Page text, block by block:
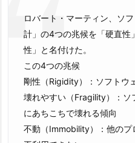
ロバート・マーティン、ソ
計」の4つの兆候を「硬直性
性」と名付けた。
この4つの兆候
剛性（Rigidity）：ソフトウ
壊れやすい（Fragility）：ソ
にあちこちで壊れる傾向
不動（Immobility）：他のプ